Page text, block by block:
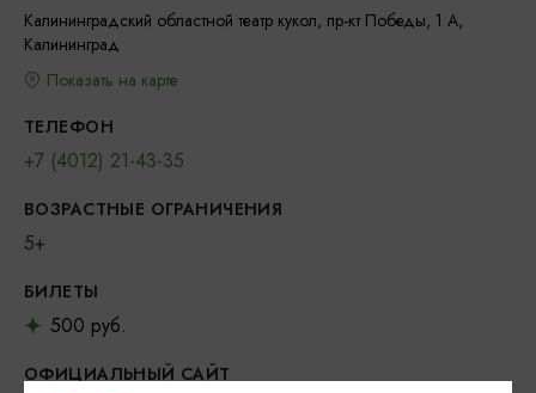
Калининградский областной театр кукол, пр-кт Победы, 1 А,
Калининград
Показать на карте
ТЕЛЕФОН
+7 (4012) 21-43-35
ВОЗРАСТНЫЕ ОГРАНИЧЕНИЯ
5+
БИЛЕТЫ
500 руб.
ОФИЦИАЛЬНЫЙ САЙТ